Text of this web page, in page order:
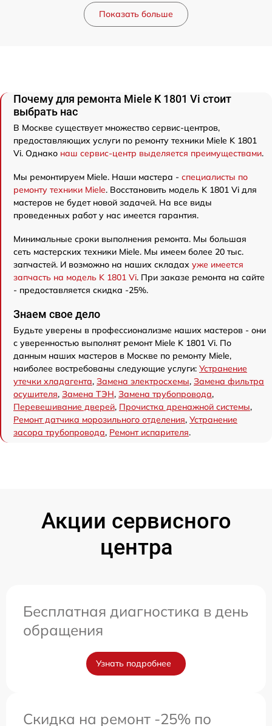
Показать больше
Почему для ремонта Miele K 1801 Vi стоит
выбрать нас
В Москве существует множество сервис-центров,
предоставляющих услуги по ремонту техники Miele K 1801
Vi. Однако наш сервис-центр выделяется преимуществами.
Мы ремонтируем Miele. Наши мастера - специалисты по
ремонту техники Miele. Восстановить модель K 1801 Vi для
мастеров не будет новой задачей. На все виды
проведенных работ у нас имеется гарантия.
Минимальные сроки выполнения ремонта. Мы большая
сеть мастерских техники Miele. Мы имеем более 20 тыс.
запчастей. И возможно на наших складах уже имеется
запчасть на модель K 1801 Vi. При заказе ремонта на сайте
- предоставляется скидка -25%.
Знаем свое дело
Будьте уверены в профессионализме наших мастеров - они
с уверенностью выполнят ремонт Miele K 1801 Vi. По
данным наших мастеров в Москве по ремонту Miele,
наиболее востребованы следующие услуги: Устранение
утечки хладагента, Замена электросхемы, Замена фильтра
осушителя, Замена ТЭН, Замена трубопровода,
Перевешивание дверей, Прочистка дренажной системы,
Ремонт датчика морозильного отделения, Устранение
засора трубопровода, Ремонт испарителя.
Акции сервисного
центра
Бесплатная диагностика в день
обращения
Узнать подробнее
Скидка на ремонт -25% по